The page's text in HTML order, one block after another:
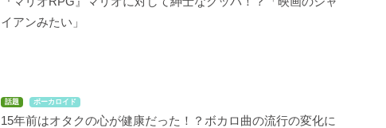
イアンみたい」
話題 ボーカロイド
15年前はオタクの心が健康だった！？ボカロ曲の流行の変化に